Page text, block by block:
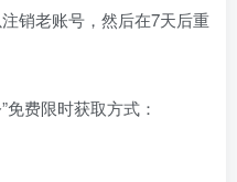
销老账号，然后在7天后重
费限时获取方式：